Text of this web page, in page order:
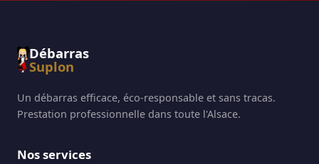
Débarras
Suplon
Un débarras efficace, éco-responsable et sans tracas.
Prestation professionnelle dans toute l'Alsace.
Nos services